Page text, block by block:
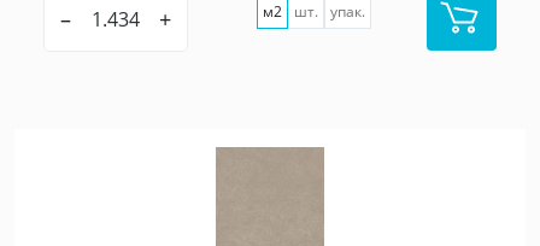
– + м2 шт. упак.